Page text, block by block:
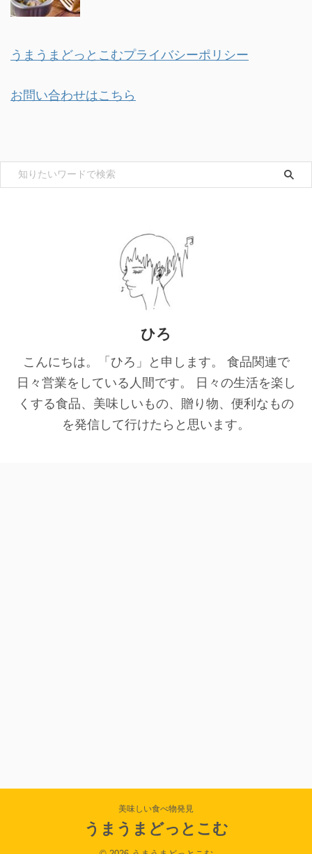
うまうまどっとこむプライバシーポリシー
お問い合わせはこちら
ひろ
こんにちは。「ひろ」と申します。 食品関連で
日々営業をしている人間です。 日々の生活を楽し
くする食品、美味しいもの、贈り物、便利なもの
を発信して行けたらと思います。
美味しい食べ物発見
うまうまどっとこむ